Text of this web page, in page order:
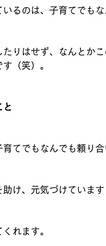
るのは、子育てでも
りはせず、なんとか
（笑）。
と
てでもなんでも頼り
け、元気づけていま
れます。